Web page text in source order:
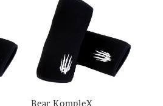
Bear KompleX